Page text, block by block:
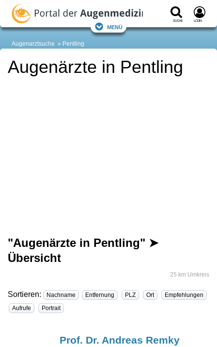
Suche Login
Menü
Augenarztsuche Pentling
Augenärzte in Pentling
"Augenärzte in Pentling" ➤
Übersicht
25 km Umkreis
Sortieren: Nachname Entfernung PLZ Ort
Empfehlungen
Aufrufe
Portrait
Prof. Dr. Andreas Remky